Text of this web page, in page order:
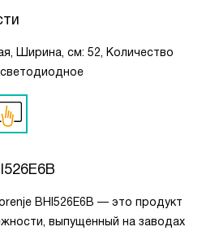
Ширина, см: 52, Количество
BHI526E6B — это продукт
выпущенный на заводах